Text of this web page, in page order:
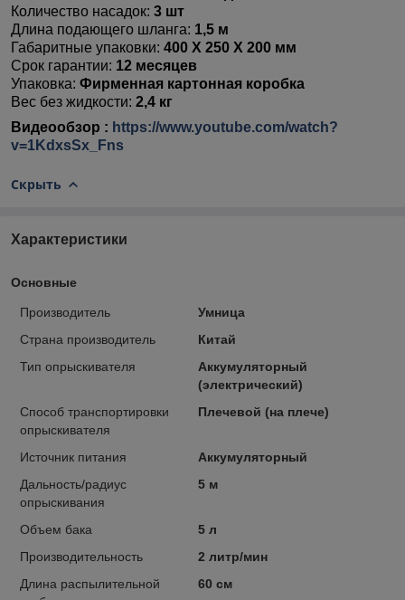
Количество насадок: 3 шт
Длина подающего шланга: 1,5 м
Габаритные упаковки: 400 X 250 X 200 мм
Срок гарантии: 12 месяцев
Упаковка: Фирменная картонная коробка
Вес без жидкости: 2,4 кг
Видеообзор : https://www.youtube.com/watch?
v=1KdxsSx_Fns
Скрыть
Характеристики
Основные
Производитель
Умница
Страна производитель
Китай
Тип опрыскивателя
Аккумуляторный
(электрический)
Способ транспортировки
опрыскивателя
Плечевой (на плече)
Источник питания
Аккумуляторный
Дальность/радиус
опрыскивания
5 м
Объем бака
5 л
Производительность
2 литр/мин
Длина распылительной
60 см